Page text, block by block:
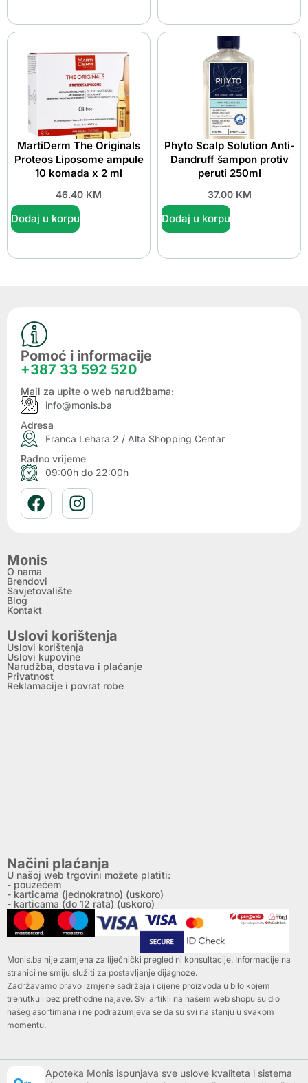
MartiDerm The Originals
Proteos Liposome ampule
10 komada x 2 ml
46.40 KM
Dodaj u korpu
Phyto Scalp Solution Anti-
Dandruff šampon protiv
peruti 250ml
37.00 KM
Dodaj u korpu
Pomoć i informacije
+387 33 592 520
Mail za upite o web narudžbama:
info@monis.ba
Adresa
Franca Lehara 2 / Alta Shopping Centar
Radno vrijeme
09:00h do 22:00h
Monis
O nama
Brendovi
Savjetovalište
Blog
Kontakt
Uslovi korištenja
Uslovi korištenja
Uslovi kupovine
Narudžba, dostava i plaćanje
Privatnost
Reklamacije i povrat robe
Načini plaćanja
U našoj web trgovini možete platiti:
- pouzećem
- karticama (jednokratno) (uskoro)
- karticama (do 12 rata) (uskoro)
Monis.ba nije zamjena za liječnički pregled ni konsultacije. Informacije na
stranici ne smiju služiti za postavljanje dijagnoze.
Zadržavamo pravo izmjene sadržaja i cijene proizvoda u bilo kojem
trenutku i bez prethodne najave. Svi artikli na našem web shopu su dio
našeg asortimana i ne podrazumjeva se da su svi na stanju u svakom
momentu.
Apoteka Monis ispunjava sve uslove kvaliteta i sistema